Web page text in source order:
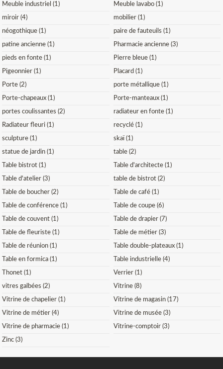
Meuble industriel (1) Meuble lavabo (1)
miroir (4) mobilier (1)
néogothique (1) paire de fauteuils (1)
patine ancienne (1) Pharmacie ancienne (3)
pieds en fonte (1) Pierre bleue (1)
Pigeonnier (1) Placard (1)
Porte (2) porte métallique (1)
Porte-chapeaux (1) Porte-manteaux (1)
portes coulissantes (2) radiateur en fonte (1)
Radiateur fleuri (1) recyclé (1)
sculpture (1) skaï (1)
statue de jardin (1) table (2)
Table bistrot (1) Table d'architecte (1)
Table d'atelier (3) table de bistrot (2)
Table de boucher (2) Table de café (1)
Table de conférence (1) Table de coupe (6)
Table de couvent (1) Table de drapier (7)
Table de fleuriste (1) Table de métier (3)
Table de réunion (1) Table double-plateaux (1)
Table en formica (1) Table industrielle (4)
Thonet (1) Verrier (1)
vitres galbées (2) Vitrine (8)
Vitrine de chapelier (1) Vitrine de magasin (17)
Vitrine de métier (4) Vitrine de musée (3)
Vitrine de pharmacie (1) Vitrine-comptoir (3)
Zinc (3)